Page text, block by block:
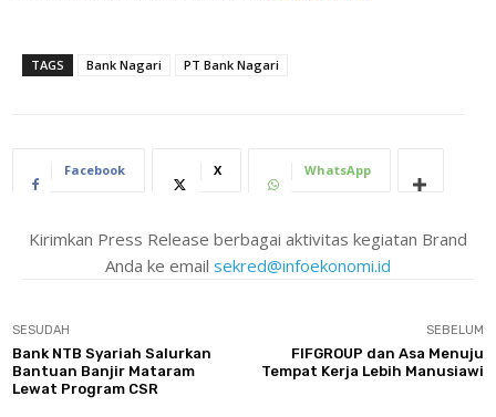
TAGS Bank Nagari PT Bank Nagari
Facebook X WhatsApp
Kirimkan Press Release berbagai aktivitas kegiatan Brand
Anda ke email sekred@infoekonomi.id
SESUDAH
Bank NTB Syariah Salurkan
Bantuan Banjir Mataram
Lewat Program CSR
SEBELUM
FIFGROUP dan Asa Menuju
Tempat Kerja Lebih Manusiawi